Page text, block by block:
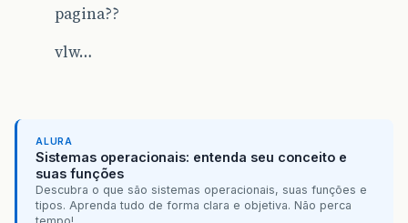
pagina??
vlw…
ALURA
Sistemas operacionais: entenda seu conceito e
suas funções
Descubra o que são sistemas operacionais, suas funções e
tipos. Aprenda tudo de forma clara e objetiva. Não perca